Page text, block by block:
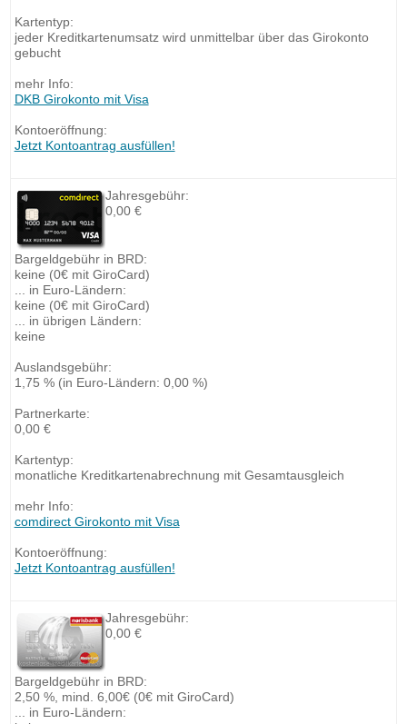
Kartentyp:
jeder Kreditkartenumsatz wird unmittelbar über das Girokonto
gebucht
mehr Info:
DKB Girokonto mit Visa
Kontoeröffnung:
Jetzt Kontoantrag ausfüllen!
Jahresgebühr:
0,00 €
Bargeldgebühr in BRD:
keine (0€ mit GiroCard)
... in Euro-Ländern:
keine (0€ mit GiroCard)
... in übrigen Ländern:
keine
Auslandsgebühr:
1,75 % (in Euro-Ländern: 0,00 %)
Partnerkarte:
0,00 €
Kartentyp:
monatliche Kreditkartenabrechnung mit Gesamtausgleich
mehr Info:
comdirect Girokonto mit Visa
Kontoeröffnung:
Jetzt Kontoantrag ausfüllen!
Jahresgebühr:
0,00 €
Bargeldgebühr in BRD:
2,50 %, mind. 6,00€ (0€ mit GiroCard)
... in Euro-Ländern: